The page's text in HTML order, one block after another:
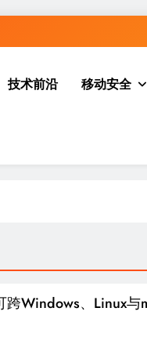
技术前沿 移动安全
跨Windows、Linux与